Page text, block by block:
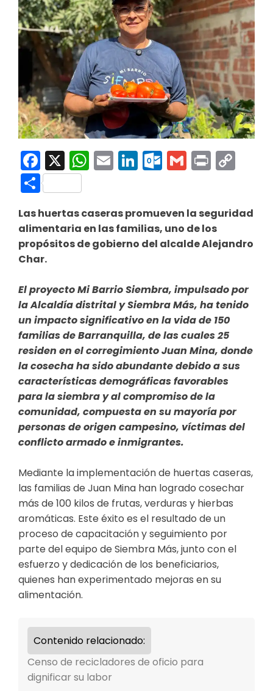
Facebook
X WhatsApp
EmailLinkedInGmail
Print
Compartir
Las huertas caseras promueven la seguridad
alimentaria en las familias, uno de los
propósitos de gobierno del alcalde Alejandro
Char.
El proyecto Mi Barrio Siembra, impulsado por
la Alcaldía distrital y Siembra Más, ha tenido
un impacto significativo en la vida de 150
familias de Barranquilla, de las cuales 25
residen en el corregimiento Juan Mina, donde
la cosecha ha sido abundante debido a sus
características demográficas favorables
para la siembra y al compromiso de la
comunidad, compuesta en su mayoría por
personas de origen campesino, víctimas del
conflicto armado e inmigrantes.
Mediante la implementación de huertas caseras,
las familias de Juan Mina han logrado cosechar
más de 100 kilos de frutas, verduras y hierbas
aromáticas. Este éxito es el resultado de un
proceso de capacitación y seguimiento por
parte del equipo de Siembra Más, junto con el
esfuerzo y dedicación de los beneficiarios,
quienes han experimentado mejoras en su
alimentación.
Contenido relacionado:
Censo de recicladores de oficio para
dignificar su labor